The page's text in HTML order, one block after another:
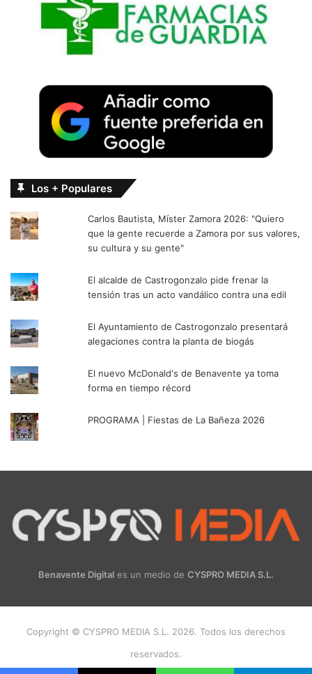
Los + Populares
Carlos Bautista, Míster Zamora 2026: "Quiero
que la gente recuerde a Zamora por sus valores,
su cultura y su gente"
El alcalde de Castrogonzalo pide frenar la
tensión tras un acto vandálico contra una edil
El Ayuntamiento de Castrogonzalo presentará
alegaciones contra la planta de biogás
El nuevo McDonald's de Benavente ya toma
forma en tiempo récord
PROGRAMA | Fiestas de La Bañeza 2026
Benavente Digital es un medio de CYSPRO MEDIA S.L.
Copyright © CYSPRO MEDIA S.L. 2026. Todos los derechos
reservados.